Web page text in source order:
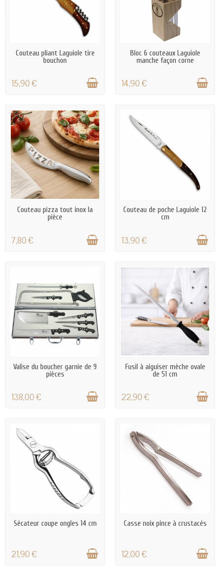
EN STOCK
Couteau pliant Laguiole tire
bouchon
15,90 €
EN STOCK
Bloc 6 couteaux Laguiole
manche façon corne
14,90 €
EN STOCK
Couteau pizza tout inox la
pièce
7,80 €
EN STOCK
Couteau de poche Laguiole 12
cm
13,90 €
EN STOCK
Valise du boucher garnie de 9
pièces
138,00 €
EN STOCK
Fusil à aiguiser mèche ovale
de 51 cm
22,90 €
EN STOCK
Sécateur coupe ongles 14 cm
21,90 €
EN STOCK
Casse noix pince à crustacés
12,00 €